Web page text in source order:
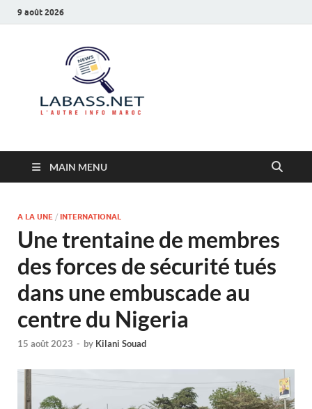
9 août 2026
MAIN MENU
A LA UNE / INTERNATIONAL
Une trentaine de membres
des forces de sécurité tués
dans une embuscade au
centre du Nigeria
15 août 2023 - by Kilani Souad